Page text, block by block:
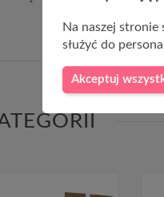
Na naszej
służyć do
Akceptuj